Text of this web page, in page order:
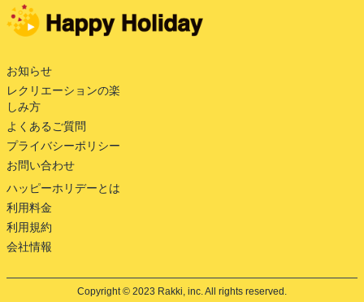
お知らせ
レクリエーションの楽
しみ方
よくあるご質問
プライバシーポリシー
お問い合わせ
ハッピーホリデーとは
利用料金
利用規約
会社情報
Copyright © 2023 Rakki, inc. All rights reserved.